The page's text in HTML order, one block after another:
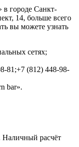
в городе Санкт-
14, больше всего
вы можете узнать
сетях;
81;+7 (812) 448-98-
bar».
Наличный расчёт